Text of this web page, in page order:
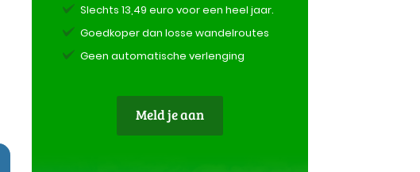
Slechts 13,49 euro voor een heel jaar.
Goedkoper dan losse wandelroutes
Geen automatische verlenging
Meld je aan